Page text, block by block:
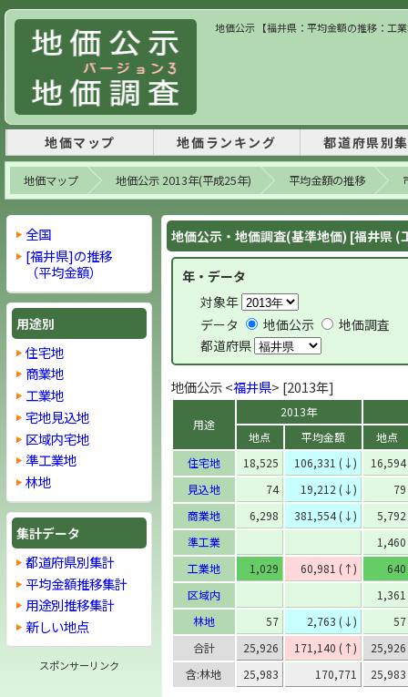
地価公示 【福井県：平均金額の推移：工
地価マップ 地価ランキング 都道府県別
地価マップ 地価公示 2013年(平成25年) 平均金額の推移
地価公示・地価調査(基準地価) [福井県 (
年・データ
対象年
データ
地価公示
地価調査
都道府県
地価公示 <福井県> [2013年]
用途
2013年
地点
平均金額
地点
住宅地
18,525 106,331 (↓)
16,594
見込地
74 19,212 (↓)
79
商業地
6,298 381,554 (↓)
5,792
準工業
1,460
工業地
1,029 60,981 (↑)
640
区域内
1,361
林地
57 2,763 (↓)
57
合計
25,926 171,140 (↑)
25,926
含:林地
25,983 170,771 25,983
全国
[福井県]の推移
（平均金額）
用途別
住宅地
商業地
工業地
宅地見込地
区域内宅地
準工業地
林地
集計データ
都道府県別集計
平均金額推移集計
用途別推移集計
新しい地点
スポンサーリンク